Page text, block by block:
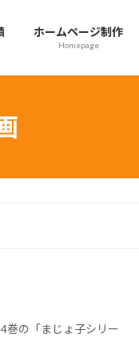
ホームページ制作
Homepage
巻の「まじょ子シリー